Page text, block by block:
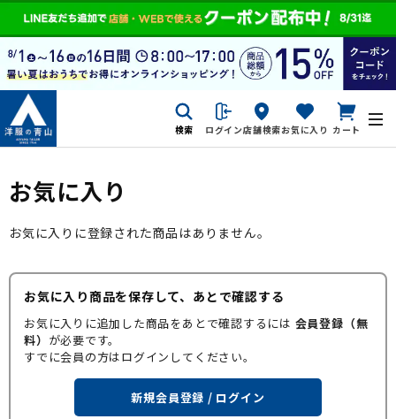
検索 ログイン店舗検索お気に入り カート
お気に入り
お気に入りに登録された商品はありません。
お気に入り商品を保存して、あとで確認する
お気に入りに追加した商品をあとで確認するには 会員登録（無
料） が必要です。
すでに会員の方はログインしてください。
新規会員登録 / ログイン